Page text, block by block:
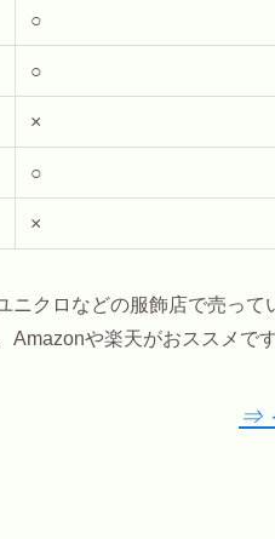
○
○
×
○
×
クロなどの服飾店で売って
や楽天がおススメです
⇒